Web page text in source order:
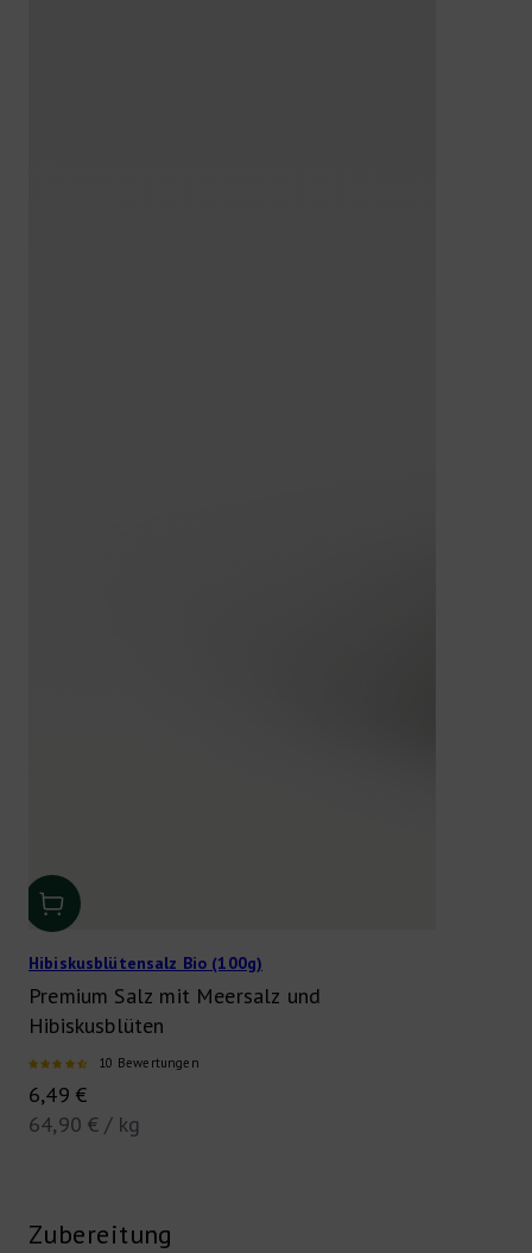
Hibiskusblütensalz Bio (100g)
Premium Salz mit Meersalz und
Hibiskusblüten
10 Bewertungen
Angebot
6,49 €
64,90 € / kg
Zubereitung